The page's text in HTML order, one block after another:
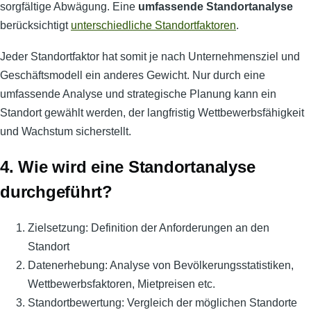
sorgfältige Abwägung. Eine umfassende Standortanalyse
berücksichtigt unterschiedliche Standortfaktoren.
Jeder Standortfaktor hat somit je nach Unternehmensziel und
Geschäftsmodell ein anderes Gewicht. Nur durch eine
umfassende Analyse und strategische Planung kann ein
Standort gewählt werden, der langfristig Wettbewerbsfähigkeit
und Wachstum sicherstellt.
4. Wie wird eine Standortanalyse
durchgeführt?
Zielsetzung: Definition der Anforderungen an den
Standort
Datenerhebung: Analyse von Bevölkerungsstatistiken,
Wettbewerbsfaktoren, Mietpreisen etc.
Standortbewertung: Vergleich der möglichen Standorte